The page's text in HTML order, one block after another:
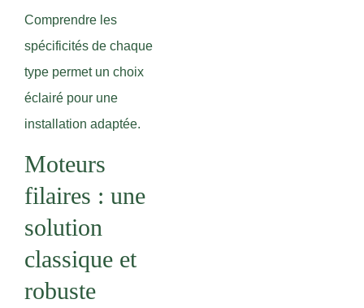
Comprendre les
spécificités de chaque
type permet un choix
éclairé pour une
installation adaptée.
Moteurs
filaires : une
solution
classique et
robuste